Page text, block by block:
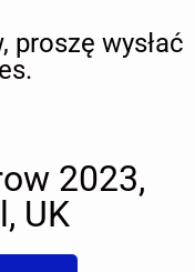
proszę wysłać
2023,
UK